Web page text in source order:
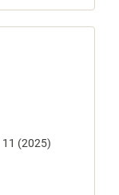
11 (2025)